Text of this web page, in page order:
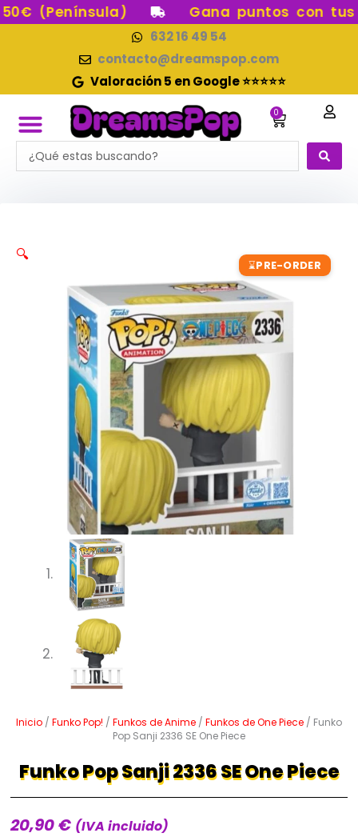
Ir (Península) Gana puntos con tus
632 16 49 54
contacto@dreamspop.com
Valoración 5 en Google ⭐⭐⭐⭐⭐
0
Carrito
Search
...
⌛PRE-ORDER
🔍
Inicio / Funko Pop! / Funkos de Anime / Funkos de One Piece / Funko
Pop Sanji 2336 SE One Piece
Funko Pop Sanji 2336 SE One Piece
20,90€ (IVA incluido)